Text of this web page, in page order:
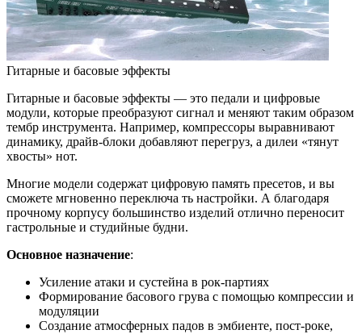
Гитарные и басовые эффекты
Гитарные и басовые эффекты — это педали и цифровые
модули, которые преобразуют сигнал и меняют таким образом
тембр инструмента. Например, компрессоры выравнивают
динамику, драйв-блоки добавляют перегруз, а дилеи «тянут
хвосты» нот.
Многие модели содержат цифровую память пресетов, и вы
сможете мгновенно переключа ть настройки. А благодаря
прочному корпусу большинство изделий отлично переносит
гастрольные и студийные будни.
Основное назначение:
Усиление атаки и сустейна в рок-партиях
Формирование басового грува с помощью компрессии и
модуляции
Создание атмосферных падов в эмбиенте, пост-роке,